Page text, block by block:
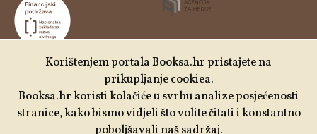
Udruga Kulturtreger je korisnik institucionalne podrške
Nacionalne zaklade za razvoj civilnoga društva za
stabilizaciju i/ili razvoj udruge u području demokratizacije i
Korištenjem portala Booksa.hr pristajete na
prikupljanje cookiea.
Booksa.hr koristi kolačiće u svrhu analize posjećenosti
stranice, kako bismo vidjeli što volite čitati i konstantno
poboljšavali naš sadržaj.